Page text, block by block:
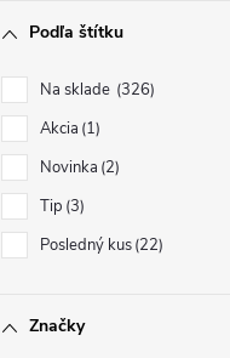
Podľa štítku
Na sklade 326
Akcia 1
Novinka 2
Tip 3
Posledný kus 22
Značky